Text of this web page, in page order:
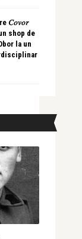
𝐶𝑜𝑣𝑜𝑟
shop de
la un